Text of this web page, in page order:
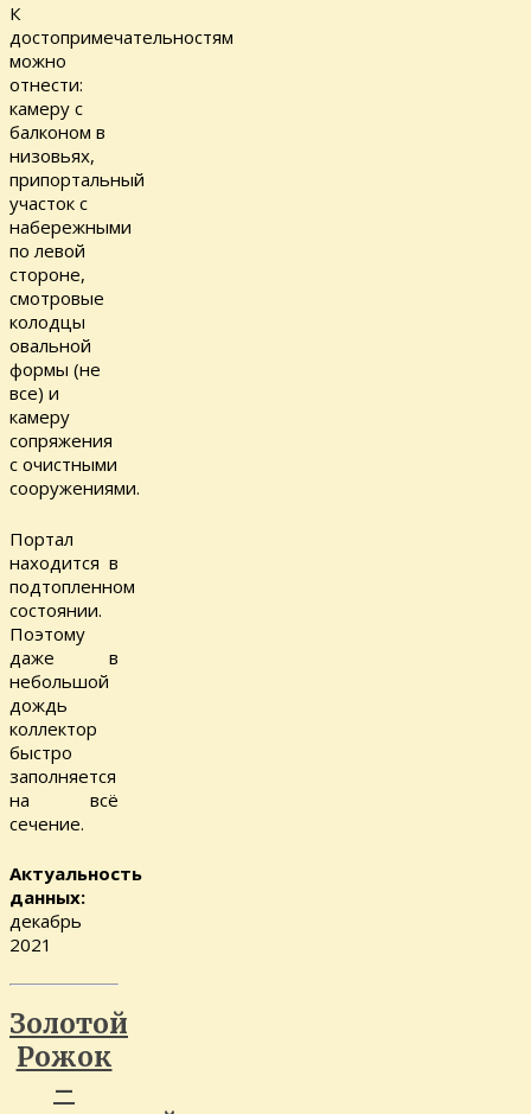
К
достопримечательностям
можно
отнести:
камеру с
балконом в
низовьях,
припортальный
участок с
набережными
по левой
стороне,
смотровые
колодцы
овальной
формы (не
все) и
камеру
сопряжения
с очистными
сооружениями.
Портал
находится в
подтопленном
состоянии.
Поэтому
даже в
небольшой
дождь
коллектор
быстро
заполняется
на всё
сечение.
Актуальность
данных:
декабрь
2021
Золотой
Рожок
–